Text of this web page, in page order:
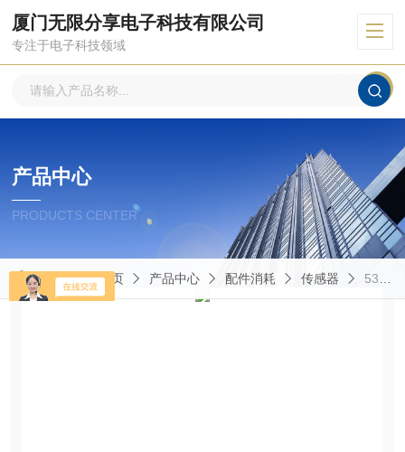
厦门无限分享电子科技有限公司
专注于电子科技领域
产品中心
PRODUCTS CENTER
当前位置：首页 产品中心 配件消耗 传感器 5361BY0118奇石乐传感器